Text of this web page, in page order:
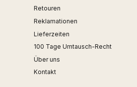
Retouren
Reklamationen
Lieferzeiten
100 Tage Umtausch-Recht
Über uns
Kontakt